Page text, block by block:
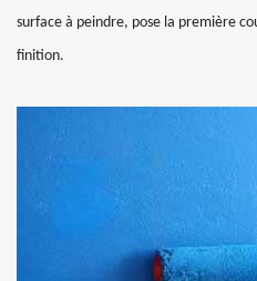
surface à peindre, pose la première
finition.